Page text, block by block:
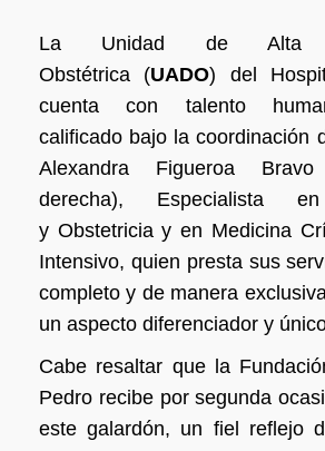
La Unidad de Alta
Obstétrica (UADO) del
cuenta con talento
calificado bajo lacoordinación
Alexandra Figueroa
derecha), Especialista
y Obstetricia y en Medicina
Intensivo, quien presta sus
completo y de manera
un aspecto diferenciador y
Cabe resaltar que la
Pedro recibe por segunda
este galardón, un fiel reflejo